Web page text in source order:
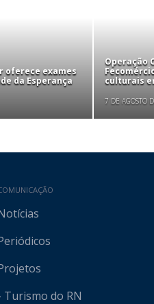
oferece exames
da Esperança
Operação
culturais
7 DE AGOSTO
Turismo do RN